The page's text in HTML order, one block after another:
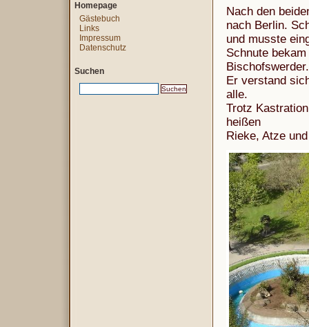
Nach den
nach Berlin.
und musste
Schnute
Bischofswerder.
Er verstand
alle.
Trotz
heißen
Rieke, Atze
Homepage
Gästebuch
Links
Impressum
Datenschutz
Suchen